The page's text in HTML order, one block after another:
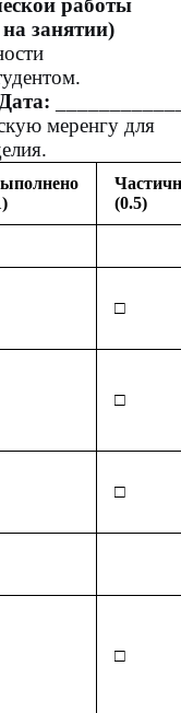
работы
занятии)
Дата:
меренгу для
(0.5)
□
□
□
□